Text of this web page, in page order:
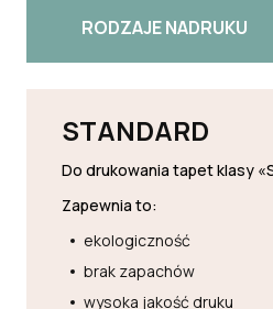
RODZAJE NADRUKU
STANDARD
Do drukowania tapet klasy
Zapewnia to:
ekologiczność
brak zapachów
wysoka jakość druku